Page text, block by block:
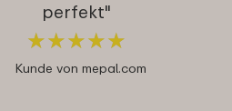
perfekt"
★★★★★
★★★★★
Kunde von mepal.com